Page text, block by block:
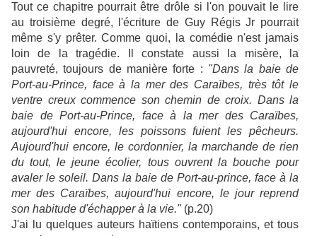
Tout ce chapitre pourrait être drôle si l'on pouvait le lire
au troisième degré, l'écriture de Guy Régis Jr pourrait
même s'y prêter. Comme quoi, la comédie n'est jamais
loin de la tragédie. Il constate aussi la misère, la
pauvreté, toujours de manière forte : "Dans la baie de
Port-au-Prince, face à la mer des Caraïbes, très tôt le
ventre creux commence son chemin de croix. Dans la
baie de Port-au-Prince, face à la mer des Caraïbes,
aujourd'hui encore, les poissons fuient les pêcheurs.
Aujourd'hui encore, le cordonnier, la marchande de rien
du tout, le jeune écolier, tous ouvrent la bouche pour
avaler le soleil. Dans la baie de Port-au-prince, face à la
mer des Caraïbes, aujourd'hui encore, le jour reprend
son habitude d'échapper à la vie."(p.20)
J'ai lu quelques auteurs haïtiens contemporains, et tous